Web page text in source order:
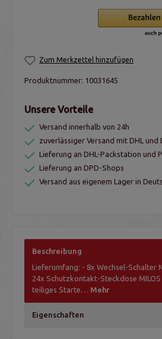
Zum Merkzettel hinzufügen
Produktnummer: 10031645
Unsere Vorteile
Versand innerhalb von 24h
zuverlässiger Versand mit DHL und
Lieferung an DHL-Packstation und
Lieferung an DPD-Shops
Versand aus eigenem Lager in
Beschreibung
Lieferumfang: - 8x Wechsel-Schalter
24x Schutzkontakt-Steckdose
teiliges Starte… Mehr
Eigenschaften